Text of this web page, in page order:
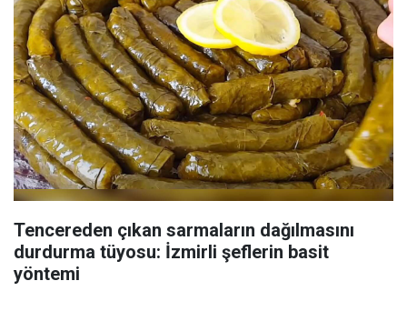
Tencereden çıkan sarmaların dağılmasını
durdurma tüyosu: İzmirli şeflerin basit
yöntemi